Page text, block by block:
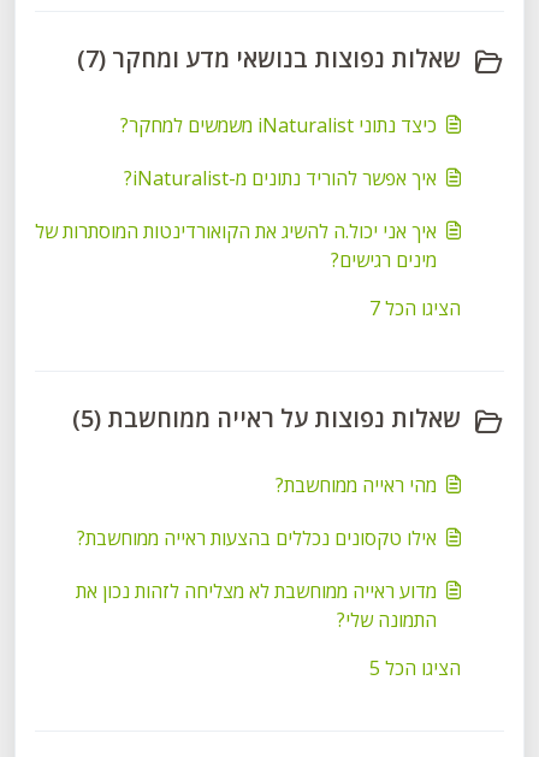
שאלות נפוצות בנושאי מדע ומחקר (7)
כיצד נתוני iNaturalist משמשים למחקר?
איך אפשר להוריד נתונים מ-iNaturalist?
איך אני יכול.ה להשיג את הקואורדינטות המוסתרות של
מינים רגישים?
הציגו הכל 7
שאלות נפוצות על ראייה ממוחשבת (5)
מהי ראייה ממוחשבת?
אילו טקסונים נכללים בהצעות ראייה ממוחשבת?
מדוע ראייה ממוחשבת לא מצליחה לזהות נכון את
התמונה שלי?
הציגו הכל 5